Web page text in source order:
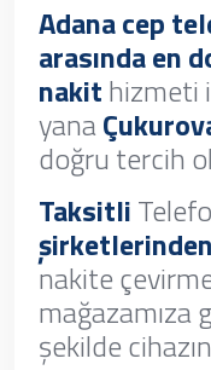
Adana cep
arasında en
nakithizmeti
yana
doğru tercih
Taksitli
şirketlerinden
nakite
mağazamıza
şekilde